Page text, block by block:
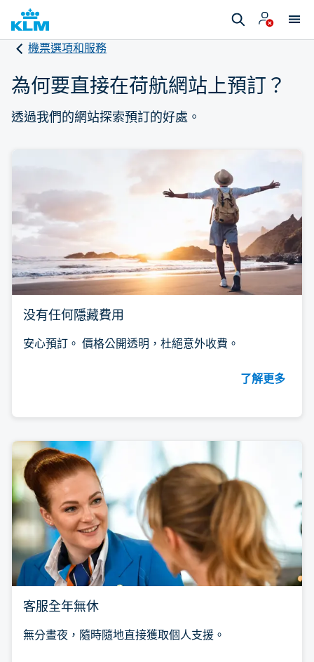
機票選項和服務
為何要直接在荷航網站上預訂？
透過我們的網站探索預訂的好處。
没有任何隱藏費用
安心預訂。 價格公開透明，杜絕意外收費。
了解更多
客服全年無休
無分晝夜，隨時隨地直接獲取個人支援。